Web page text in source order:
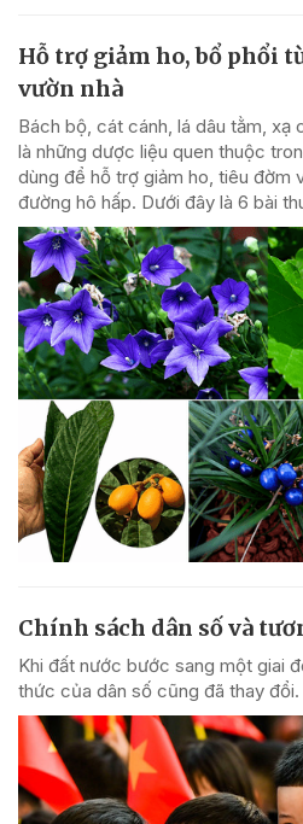
Hỗ trợ giảm ho, bổ phổi
vườn nhà
Bách bộ, cát cánh, lá dâu tằm, xạ
là những dược liệu quen thuộc
dùng để hỗ trợ giảm ho, tiêu đờm
đường hô hấp. Dưới đây là 6 bài
Chính sách dân số và
Khi đất nước bước sang một giai
thức của dân số cũng đã thay đổi.